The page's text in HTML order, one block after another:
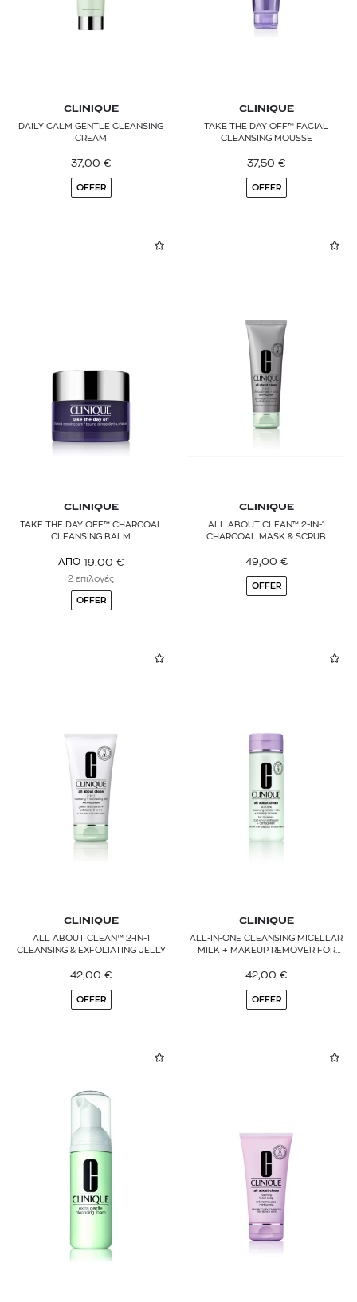
CLINIQUE
DAILY CALM GENTLE CLEANSING
CREAM
37,00 €
OFFER
CLINIQUE
TAKE THE DAY OFF™ FACIAL
CLEANSING MOUSSE
37,50 €
OFFER
CLINIQUE
TAKE THE DAY OFF™ CHARCOAL
CLEANSING BALM
ΑΠΟ 19,00 €
2 επιλογές
OFFER
CLINIQUE
ALL ABOUT CLEAN™ 2-IN-1
CHARCOAL MASK & SCRUB
49,00 €
OFFER
CLINIQUE
ALL ABOUT CLEAN™ 2-IN-1
CLEANSING & EXFOLIATING JELLY
42,00 €
OFFER
CLINIQUE
ALL-IN-ONE CLEANSING MICELLAR
MILK + MAKEUP REMOVER FOR
42,00 €
OFFER